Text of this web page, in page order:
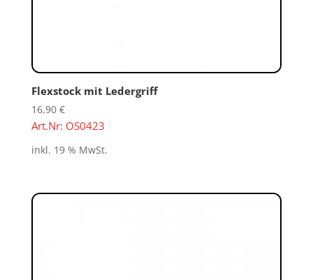
Flexstock mit Ledergriff
16,90 €
Art.Nr: OS0423
inkl. 19 % MwSt.